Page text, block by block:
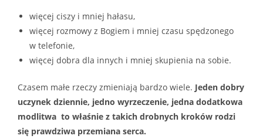
więcej ciszy i mniej hałasu,
więcej rozmowy z Bogiem i mniej czasu spędzonego
w telefonie,
więcej dobra dla innych i mniej skupienia na sobie.
Czasem małe rzeczy zmieniają bardzo wiele. Jeden dobry
uczynek dziennie, jedno wyrzeczenie, jedna dodatkowa
modlitwa to właśnie z takich drobnych kroków rodzi
się prawdziwa przemiana serca.